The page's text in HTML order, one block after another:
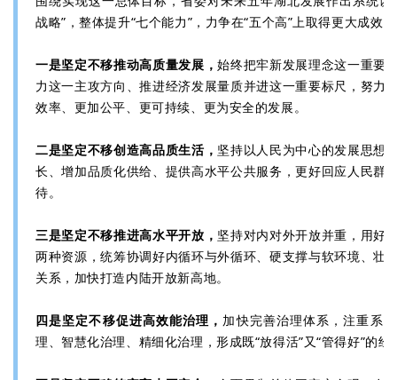
战略”，整体提升“七个能力”，力争在“五个高”上取得更大成效：
一是坚定不移推动高质量发展，始终把牢新发展理念这一重要
力这一主攻方向、推进经济发展量质并进这一重要标尺，努力
效率、更加公平、更可持续、更为安全的发展。
二是坚定不移创造高品质生活， 坚持以人民为中心的发展思想
长、增加品质化供给、提供高水平公共服务，更好回应人民群
待。
三是坚定不移推进高水平开放， 坚持对内对外开放并重，用好
两种资源，统筹协调好内循环与外循环、硬支撑与软环境、壮
关系，加快打造内陆开放新高地。
四是坚定不移促进高效能治理， 加快完善治理体系，注重系
理、智慧化治理、精细化治理，形成既“放得活”又“管得好”的